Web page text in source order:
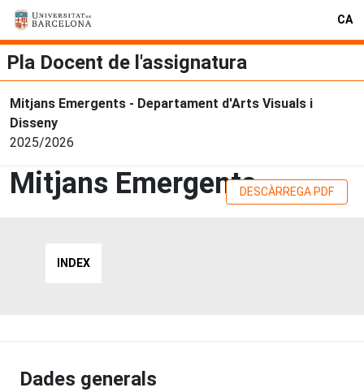
CA
Pla Docent de l'assignatura
Mitjans Emergents - Departament d'Arts Visuals i
Disseny
2025/2026
Mitjans EmergentsDESCÀRREGA PDF
INDEX
Dades generals